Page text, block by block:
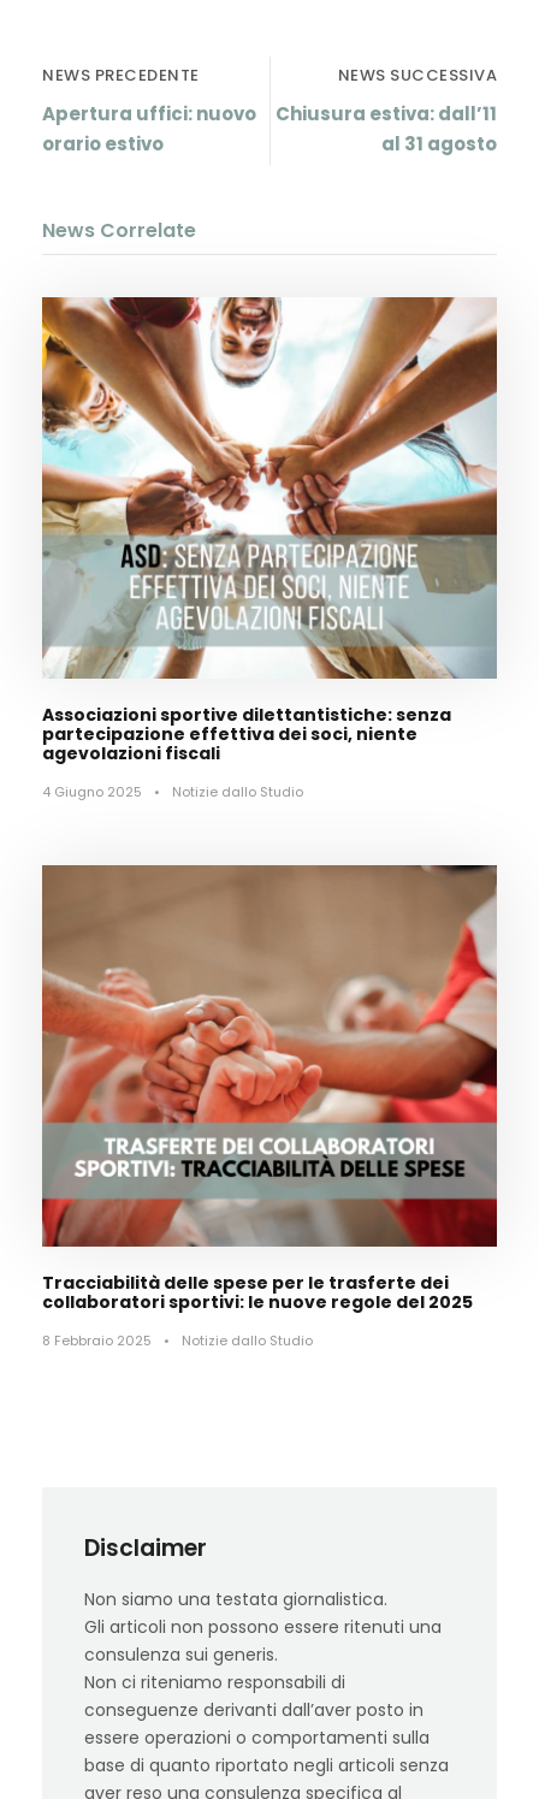
NEWS PRECEDENTE
Apertura uffici: nuovo
orario estivo
NEWS SUCCESSIVA
Chiusura estiva: dall’11
al 31 agosto
News Correlate
Associazioni sportive dilettantistiche: senza
partecipazione effettiva dei soci, niente
agevolazioni fiscali
4 Giugno 2025 • Notizie dallo Studio
Tracciabilità delle spese per le trasferte dei
collaboratori sportivi: le nuove regole del 2025
8 Febbraio 2025 • Notizie dallo Studio
Disclaimer
Non siamo una testata giornalistica.
Gli articoli non possono essere ritenuti una
consulenza sui generis.
Non ci riteniamo responsabili di
conseguenze derivanti dall’aver posto in
essere operazioni o comportamenti sulla
base di quanto riportato negli articoli senza
aver reso una consulenza specifica al